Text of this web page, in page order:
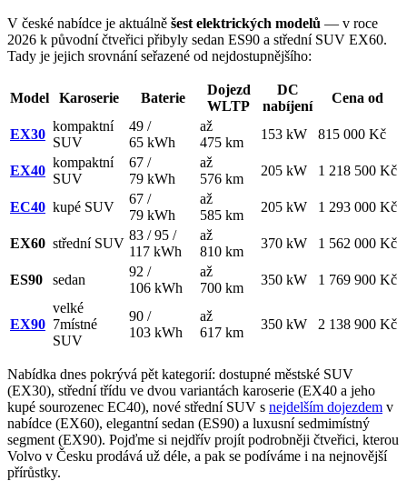
V české nabídce je aktuálně šest elektrických modelů — v roce
2026 k původní čtveřici přibyly sedan ES90 a střední SUV EX60.
Tady je jejich srovnání seřazené od nejdostupnějšího:
Model Karoserie Baterie
Dojezd
WLTP
DC
nabíjení
Cena od
EX30
kompaktní
SUV
49 /
65 kWh
až
475 km
153 kW 815 000 Kč
EX40
kompaktní
SUV
67 /
79 kWh
až
576 km
205 kW 1 218 500 Kč
EC40 kupé SUV
67 /
79 kWh
až
585 km
205 kW 1 293 000 Kč
EX60 střední SUV
83 / 95 /
117 kWh
až
810 km
370 kW 1 562 000 Kč
ES90 sedan
92 /
106 kWh
až
700 km
350 kW 1 769 900 Kč
EX90
velké
7místné
SUV
90 /
103 kWh
až
617 km
350 kW 2 138 900 Kč
Nabídka dnes pokrývá pět kategorií: dostupné městské SUV
(EX30), střední třídu ve dvou variantách karoserie (EX40 a jeho
kupé sourozenec EC40), nové střední SUV s nejdelším dojezdem v
nabídce (EX60), elegantní sedan (ES90) a luxusní sedmimístný
segment (EX90). Pojďme si nejdřív projít podrobněji čtveřici, kterou
Volvo v Česku prodává už déle, a pak se podíváme i na nejnovější
přírůstky.